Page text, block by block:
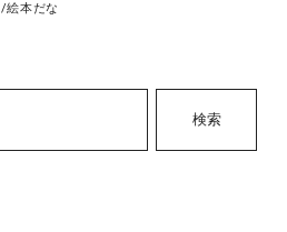
/絵本だな
検索